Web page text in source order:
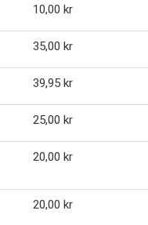
10,00 kr
35,00 kr
39,95 kr
25,00 kr
20,00 kr
20,00 kr